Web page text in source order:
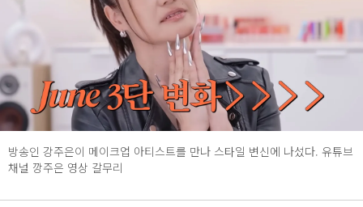
방송인 강주은이 메이크업 아티스트를 만나 스타일 변신에 나섰다. 유튜브
채널 깡주은 영상 갈무리